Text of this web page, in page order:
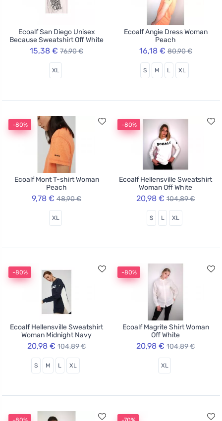
Ecoalf San Diego Unisex
Because Sweatshirt Off White
15,38 € 76,90 €
XL
Ecoalf Angie Dress Woman
Peach
16,18 € 80,90 €
S M L XL
-80%
Ecoalf Mont T-shirt Woman
Peach
9,78 € 48,90 €
XL
-80%
Ecoalf Hellensville Sweatshirt
Woman Off White
20,98 € 104,89 €
S L XL
-80%
Ecoalf Hellensville Sweatshirt
Woman Midnight Navy
20,98 € 104,89 €
S M L XL
-80%
Ecoalf Magrite Shirt Woman
Off White
20,98 € 104,89 €
XL